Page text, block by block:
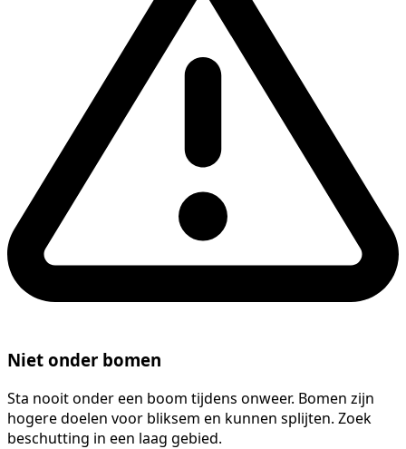
Niet onder bomen
Sta nooit onder een boom tijdens onweer. Bomen zijn
hogere doelen voor bliksem en kunnen splijten. Zoek
beschutting in een laag gebied.